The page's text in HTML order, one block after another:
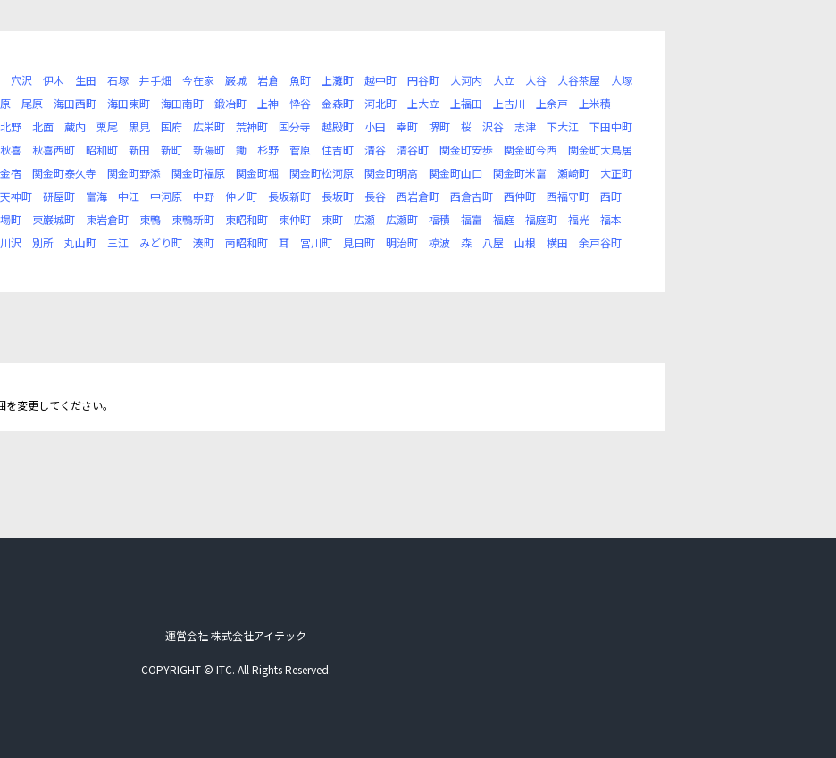
穴沢 伊木 生田 石塚 井手畑 今在家 巌城 岩倉 魚町 上灘町 越中町 円谷町 大河内 大立 大谷 大谷茶屋
大塚
尾原 海田西町 海田東町 海田南町 鍛冶町 上神 忰谷 金森町 河北町 上大立 上福田 上古川 上余戸
上米積
北野 北面 蔵内 栗尾 黒見 国府 広栄町 荒神町 国分寺 越殿町 小田 幸町 堺町 桜 沢谷 志津 下大江
下田中町
秋喜 秋喜西町 昭和町 新田 新町 新陽町 鋤 杉野 菅原 住吉町 清谷 清谷町 関金町安歩 関金町今西
関金町大鳥居
宿 関金町泰久寺 関金町野添 関金町福原 関金町堀 関金町松河原 関金町明高 関金町山口 関金町米富 瀬崎町
大正町
天神町 研屋町 富海 中江 中河原 中野 仲ノ町 長坂新町 長坂町 長谷 西岩倉町 西倉吉町 西仲町 西福守町
西町
町 東巌城町 東岩倉町 東鴨 東鴨新町 東昭和町 東仲町 東町 広瀬 広瀬町 福積 福富 福庭 福庭町 福光
福本
沢 別所 丸山町 三江 みどり町 湊町 南昭和町 耳 宮川町 見日町 明治町 椋波 森 八屋 山根 横田
余戸谷町
変更してください。
運営会社 株式会社アイテック
COPYRIGHT © ITC. All Rights Reserved.